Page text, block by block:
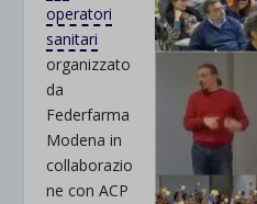
operatori
sanitari
organizzato
da
Federfarma
Modena in
collaborazio
ne con ACP